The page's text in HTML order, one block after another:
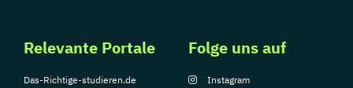
Relevante Portale
Das-Richtige-studieren.de
Folge uns auf
Instagram